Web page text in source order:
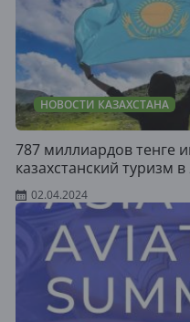
НОВОСТИ КАЗАХСТАНА
787 миллиардов тенге
казахстанский туризм в
02.04.2024